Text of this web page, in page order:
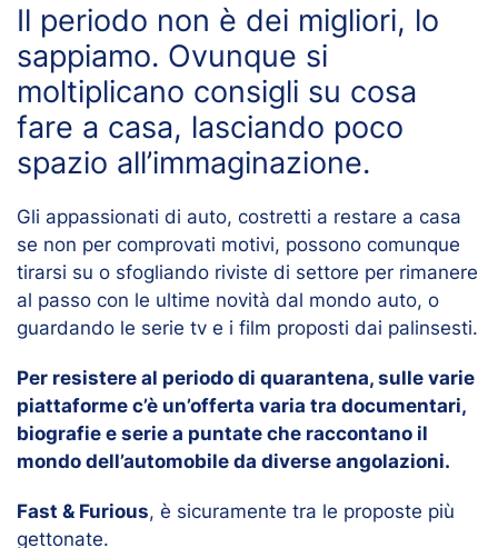
Il periodo non è dei migliori, lo
sappiamo. Ovunque si
moltiplicano consigli su cosa
fare a casa, lasciando poco
spazio all’immaginazione.
Gli appassionati di auto, costretti a restare a casa
se non per comprovati motivi, possono comunque
tirarsi su o sfogliando riviste di settore per rimanere
al passo con le ultime novità dal mondo auto, o
guardando le serie tv e i film proposti dai palinsesti.
Per resistere al periodo di quarantena, sulle varie
piattaforme c’è un’offerta varia tra documentari,
biografie e serie a puntate che raccontano il
mondo dell’automobile da diverse angolazioni.
Fast & Furious, è sicuramente tra le proposte più
gettonate.